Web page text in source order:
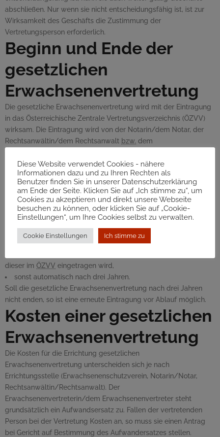
abschließen. Nur wenn sie nicht entscheidungsfähig ist, ist zur
Wirksamkeit des Geschäfts die Zustimmung der
Vertretungsperson erforderlich.
Beginn und Ende der
gesetzlichen
Erwachsenenvertretung
Die gesetzliche Erwachsenenvertretung wird mit der Eintragung
in das Österreichische Zentrale Vertretungsverzeichnis (ÖZVV)
wirksam. Die Eintragung wird von der Notarin/dem Notar, der
Rechtsanwältin/dem Rechtsanwalt bzw. dem
Die gesetzliche Erwachsenenvertretung endet
mit dem Tod der vertretenen Person,
mit dem Tod der gesetzlichen Erwachsenenvertreterin/des
gesetzlichen Erwachsenenvertreters,
wenn ein Gericht die gesetzliche Erwachsenenvertretung mit
Beschluss beendet, z.B. weil die Erwachsenenvertreterin/der
Erwachsenenvertreter nicht zum Wohl der vertretenen Person
handelt,
dieser im ÖZVV eingetragen wird,
sonst automatisch nach drei Jahren.
Soll die gesetzliche Erwachsenenvertretung nach drei Jahren
nicht enden, so ist eine erneute Eintragung vor Ablauf möglich.
Kosten einer gesetzlichen
Erwachsenenvertretung
Die Kosten für die Errichtung gesetzlichen
Erwachsenenvertretung unterscheiden sich je nach
Errichtungsstelle (Erwachsenenschutzverein, Notarin/Notar,
Rechtsanwältin/Rechtsanwalt). Der
Erwachsenenvertreterin/dem Erwachsenenvertreter steht
grundsätzlich ein Aufwandsersatz zu. Fallen der vertretenden
Person bei der Vertretung Kosten an, so muss sie einen Antrag
bei Gericht auf Bestimmung des Aufwandersatzes stellen.
Diese Website verwendet Cookies - nähere
Informationen dazu und zu Ihren Rechten als
Benutzer finden Sie in unserer Datenschutzerklärung
am Ende der Seite. Klicken Sie auf „Ich stimme zu“, um
Cookies zu akzeptieren und direkt unsere Webseite
besuchen zu können, oder klicken Sie auf „Cookie-
Einstellungen“, um Ihre Cookies selbst zu verwalten.
Cookie Einstellungen Ich stimme zu